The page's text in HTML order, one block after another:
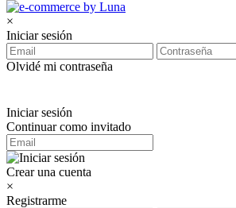
×
Iniciar sesión
Olvidé mi contraseña
Iniciar sesión
Continuar como invitado
Crear una cuenta
×
Registrarme